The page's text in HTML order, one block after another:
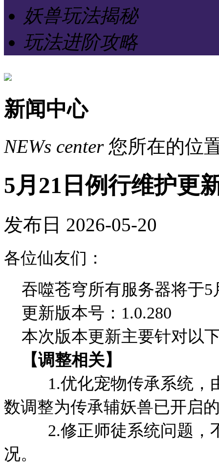
妖兽玩法揭秘
玩法进阶攻略
新闻中心
NEWs center 您所在的位
5月21日例行维护更
发布日 2026-05-20
各位仙友们：
吞噬苍穹所有服务器将于5
更新版本号：1.0.280
本次版本更新主要针对以
【调整相关】
1.优化宠物传承系统，由
数调整为传承辅妖兽已开启
2.修正师徒系统问题，不
况。